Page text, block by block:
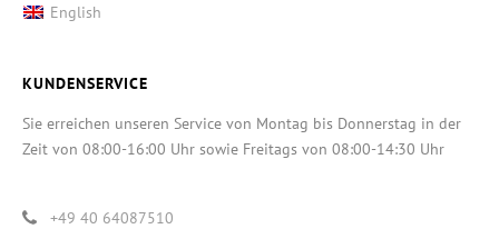
English
KUNDENSERVICE
Sie erreichen unseren Service von Montag bis Donnerstag in der
Zeit von 08:00-16:00 Uhr sowie Freitags von 08:00-14:30 Uhr
+49 40 64087510